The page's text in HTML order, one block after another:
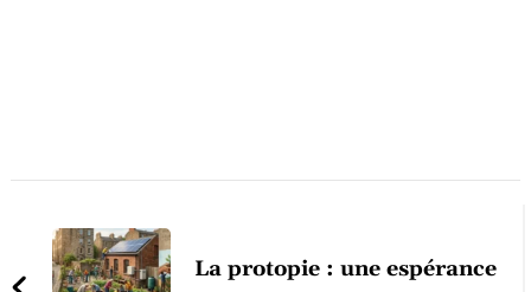
Post
NavigationLa protopie : une espérance